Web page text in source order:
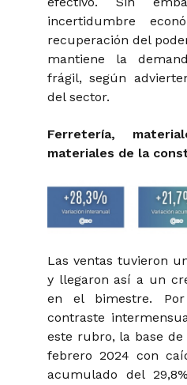
incertidumbre
recuperación del
mantiene la
frágil, según
del sector.
Ferretería,
materiales de la
Las ventas tuvieron
y llegaron así a un
en el bimestre.
contraste
este rubro, la base
febrero 2024 con
acumulado del